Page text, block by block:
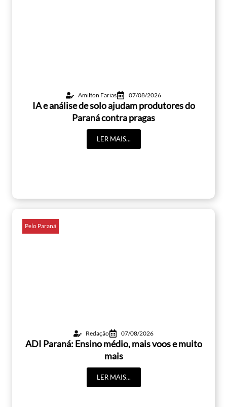
Amilton Farias 07/08/2026
IA e análise de solo ajudam produtores do
Paraná contra pragas
LER MAIS...
Pelo Paraná
Redação 07/08/2026
ADI Paraná: Ensino médio, mais voos e muito
mais
LER MAIS...